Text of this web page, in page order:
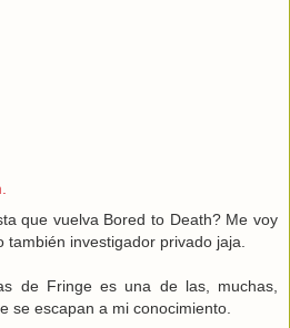
que vuelva Bored to Death? Me voy
investigador privado jaja.
de Fringe es una de las, muchas,
se escapan a mi conocimiento.